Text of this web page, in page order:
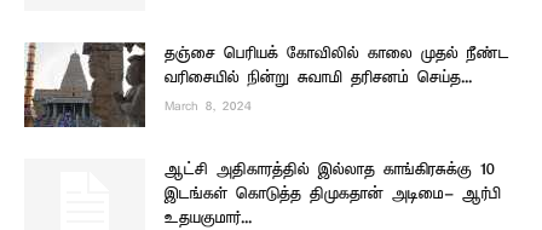
தஞ்சை பெரியக் கோவிலில் காலை முதல் நீண்ட
வரிசையில் நின்று சுவாமி தரிசனம் செய்த...
March 8, 2024
ஆட்சி அதிகாரத்தில் இல்லாத காங்கிரசுக்கு 10
இடங்கள் கொடுத்த திமுகதான் அடிமை- ஆர்பி
உதயகுமார்...